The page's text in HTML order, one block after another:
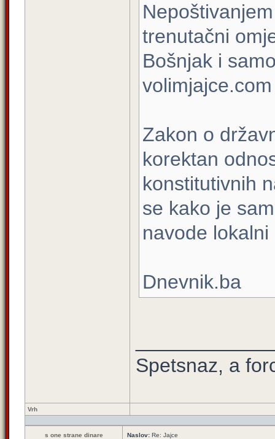
trenutačni
Bošnjak i
volimjajce.com
Zakon o
korektan
konstitutivnih
se kako je
navode
Dnevnik.ba
Spetsnaz, a
Vrh
s one strane dinare Naslov: Re: Jajce